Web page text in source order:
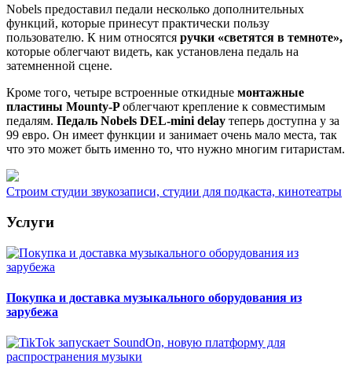
Nobels предоставил педали несколько дополнительных
функций, которые принесут практически пользу
пользователю. К ним относятся ручки «светятся в темноте»,
которые облегчают видеть, как установлена педаль на
затемненной сцене.
Кроме того, четыре встроенные откидные монтажные
пластины Mounty-Pоблегчают крепление к совместимым
педалям. Педаль Nobels DEL-mini delay теперь доступна у за
99 евро. Он имеет функции и занимает очень мало места, так
что это может быть именно то, что нужно многим гитаристам.
Строим студии звукозаписи, студии для подкаста, кинотеатры
Услуги
Покупка и доставка музыкального оборудования из
зарубежа